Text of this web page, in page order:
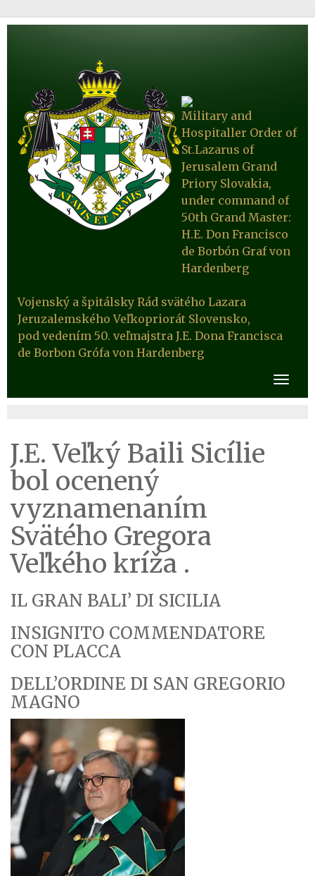
Military and
Hospitaller Order of
St.Lazarus of
Jerusalem Grand
Priory Slovakia,
under command of
50th Grand Master:
H.E. Don Francisco
de Borbón Graf von
Hardenberg
Vojenský a špitálsky Rád svätého Lazara
Jeruzalemského Veľkopriorát Slovensko,
pod vedením 50. veľmajstra J.E. Dona Francisca
de Borbon Grófa von Hardenberg
J.E. Veľký Baili Sicílie
bol ocenený
vyznamenaním
Svätého Gregora
Veľkého kríža .
IL GRAN BALI’ DI SICILIA
INSIGNITO COMMENDATORE
CON PLACCA
DELL’ORDINE DI SAN GREGORIO
MAGNO